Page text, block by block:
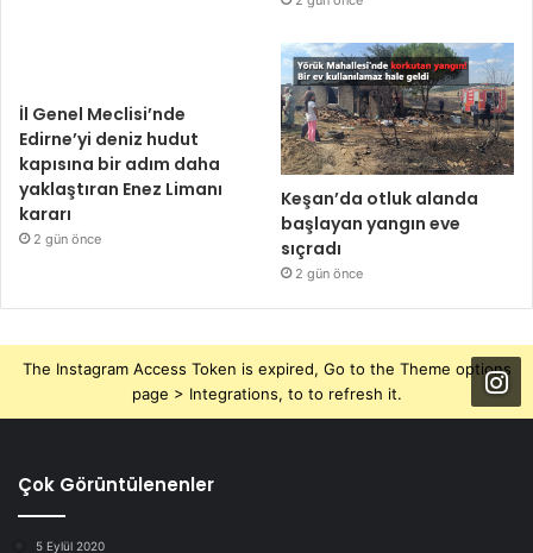
İl Genel Meclisi’nde
Edirne’yi deniz hudut
kapısına bir adım daha
yaklaştıran Enez Limanı
kararı
2 gün önce
Keşan’da otluk alanda
başlayan yangın eve
sıçradı
2 gün önce
The Instagram Access Token is expired, Go to the Theme options
page > Integrations, to to refresh it.
Çok Görüntülenenler
5 Eylül 2020